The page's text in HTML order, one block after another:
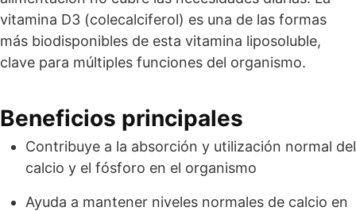
vitamina D3 (colecalciferol) es una de las formas
más biodisponibles de esta vitamina liposoluble,
clave para múltiples funciones del organismo.
Beneficios principales
Contribuye a la absorción y utilización normal del
calcio y el fósforo en el organismo
Ayuda a mantener niveles normales de calcio en